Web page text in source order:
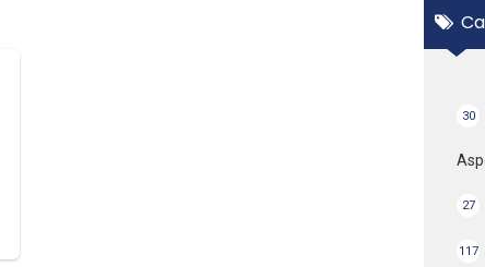
30
27
117